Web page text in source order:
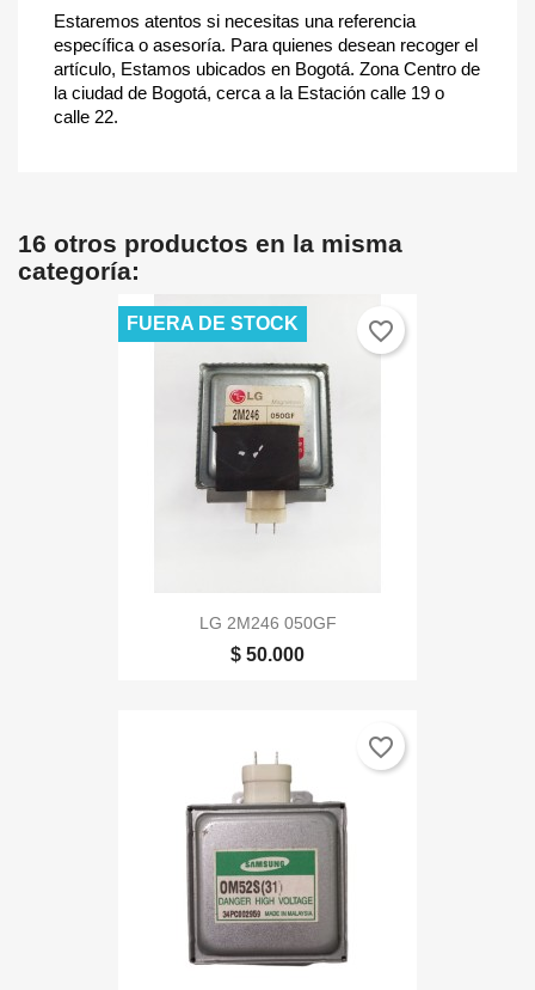
Estaremos atentos si necesitas una referencia
específica o asesoría. Para quienes desean recoger el
artículo, Estamos ubicados en Bogotá. Zona Centro de
la ciudad de Bogotá, cerca a la Estación calle 19 o
calle 22.
16 otros productos en la misma
categoría:
LG 2M246 050GF
$ 50.000
FUERA DE STOCK favorite_border
favorite_border